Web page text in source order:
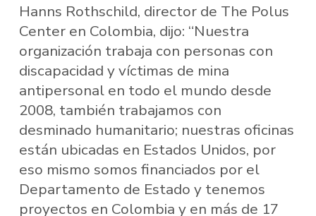
Hanns Rothschild, director de The Polus
Center en Colombia, dijo: “Nuestra
organización trabaja con personas con
discapacidad y víctimas de mina
antipersonal en todo el mundo desde
2008, también trabajamos con
desminado humanitario; nuestras oficinas
están ubicadas en Estados Unidos, por
eso mismo somos financiados por el
Departamento de Estado y tenemos
proyectos en Colombia y en más de 17